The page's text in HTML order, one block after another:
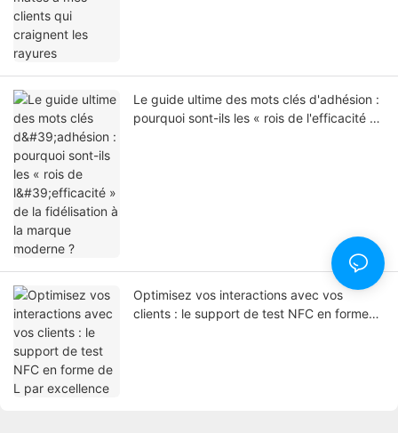
Le guide ultime des mots clés d'adhésion :
pourquoi sont-ils les « rois de l'efficacité »
Optimisez vos interactions avec vos
clients : le support de test NFC en forme